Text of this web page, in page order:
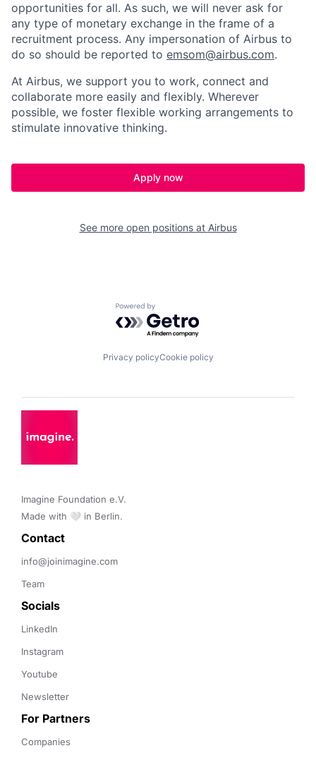
opportunities for all. As such, we will never ask for
any type of monetary exchange in the frame of a
recruitment process. Any impersonation of Airbus to
do so should be reported to emsom@airbus.com.
At Airbus, we support you to work, connect and
collaborate more easily and flexibly. Wherever
possible, we foster flexible working arrangements to
stimulate innovative thinking.
Apply now
See more open positions at Airbus
Powered by Getro.com
Privacy policyCookie policy
Imagine Foundation e.V.
Made with 🤍 in Berlin.
Contact
info@joinimagine.com
Team
Socials
LinkedIn
Instagram
Youtube
Newsletter
For Partners
Companies